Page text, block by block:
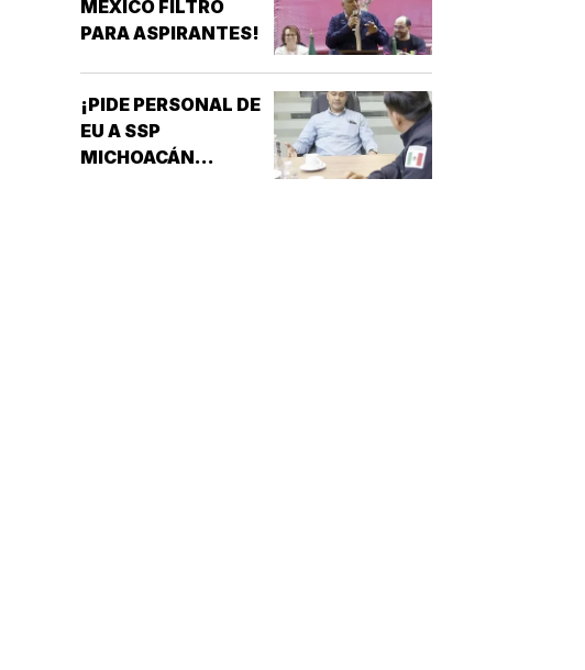
MÉXICO FILTRO
PARA ASPIRANTES!
¡PIDE PERSONAL DE
EU A SSP
MICHOACÁN